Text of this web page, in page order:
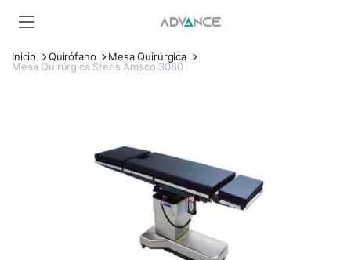
Inicio Quirófano
Mesa Quirúrgica
Mesa Quirúrgica Steris Amsco 3080